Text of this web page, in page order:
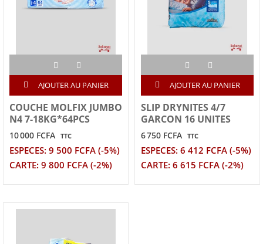
AJOUTER AU PANIER
COUCHE MOLFIX JUMBO
N4 7-18KG*64PCS
10 000 FCFA TTC
ESPECES: 9 500 FCFA (-5%)
CARTE: 9 800 FCFA (-2%)
AJOUTER AU PANIER
SLIP DRYNITES 4/7
GARCON 16 UNITES
6 750 FCFA TTC
ESPECES: 6 412 FCFA (-5%)
CARTE: 6 615 FCFA (-2%)